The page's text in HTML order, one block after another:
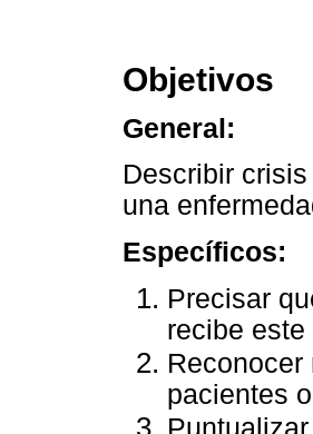
Objetivos
General:
Describir
una
Específicos:
Precisar
recibe
pacientes